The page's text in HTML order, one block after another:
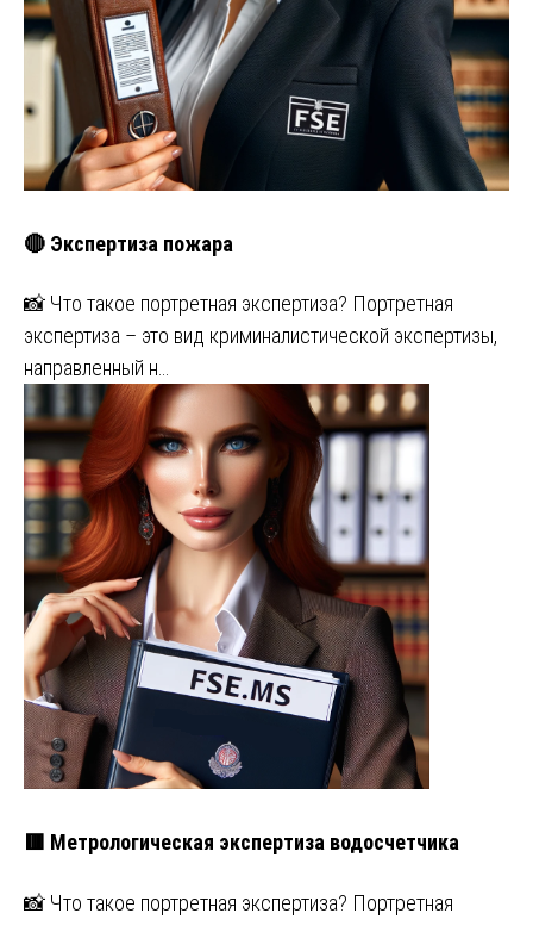
🔴 Экспертиза пожара
📸 Что такое портретная экспертиза? Портретная
экспертиза – это вид криминалистической экспертизы,
направленный н…
🟥 Метрологическая экспертиза водосчетчика
📸 Что такое портретная экспертиза? Портретная